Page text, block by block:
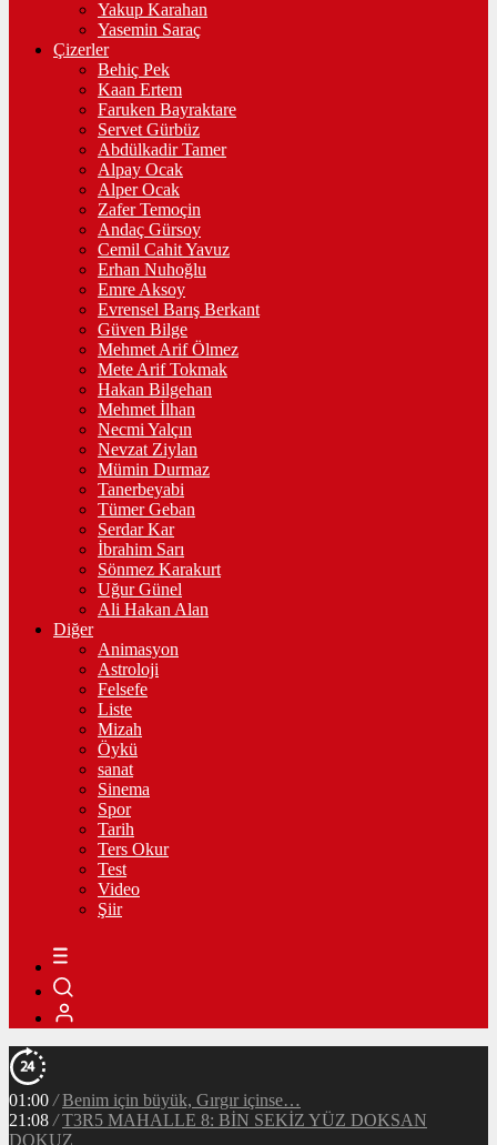
Yakup Karahan
Yasemin Saraç
Çizerler
Behiç Pek
Kaan Ertem
Faruken Bayraktare
Servet Gürbüz
Abdülkadir Tamer
Alpay Ocak
Alper Ocak
Zafer Temoçin
Andaç Gürsoy
Cemil Cahit Yavuz
Erhan Nuhoğlu
Emre Aksoy
Evrensel Barış Berkant
Güven Bilge
Mehmet Arif Ölmez
Mete Arif Tokmak
Hakan Bilgehan
Mehmet İlhan
Necmi Yalçın
Nevzat Ziylan
Mümin Durmaz
Tanerbeyabi
Tümer Geban
Serdar Kar
İbrahim Sarı
Sönmez Karakurt
Uğur Günel
Ali Hakan Alan
Diğer
Animasyon
Astroloji
Felsefe
Liste
Mizah
Öykü
sanat
Sinema
Spor
Tarih
Ters Okur
Test
Video
Şiir
01:00 / Benim için büyük, Gırgır içinse…
21:08 / T3R5 MAHALLE 8: BİN SEKİZ YÜZ DOKSAN
DOKUZ